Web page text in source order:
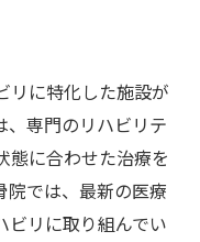
リに特化した施設が
、専門のリハビリテ
態に合わせた治療を
院では、最新の医療
ビリに取り組んでい